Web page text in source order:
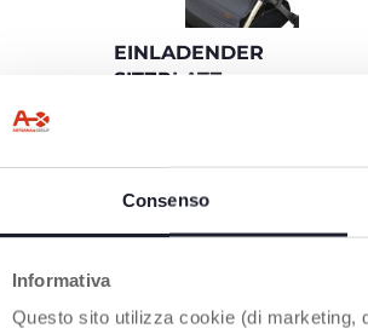
Consenso
Informativa
Questo sito utilizza cookie (di marketing,
EINLADENDER
SITZPLATZ
und Schritt gurte.